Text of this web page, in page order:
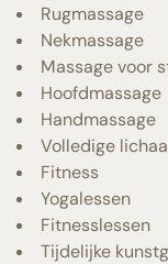
Rugmassage
Nekmassage
Massage voor
Hoofdmassage
Handmassage
Volledige
Fitness
Yogalessen
Fitnesslessen
Tijdelijke